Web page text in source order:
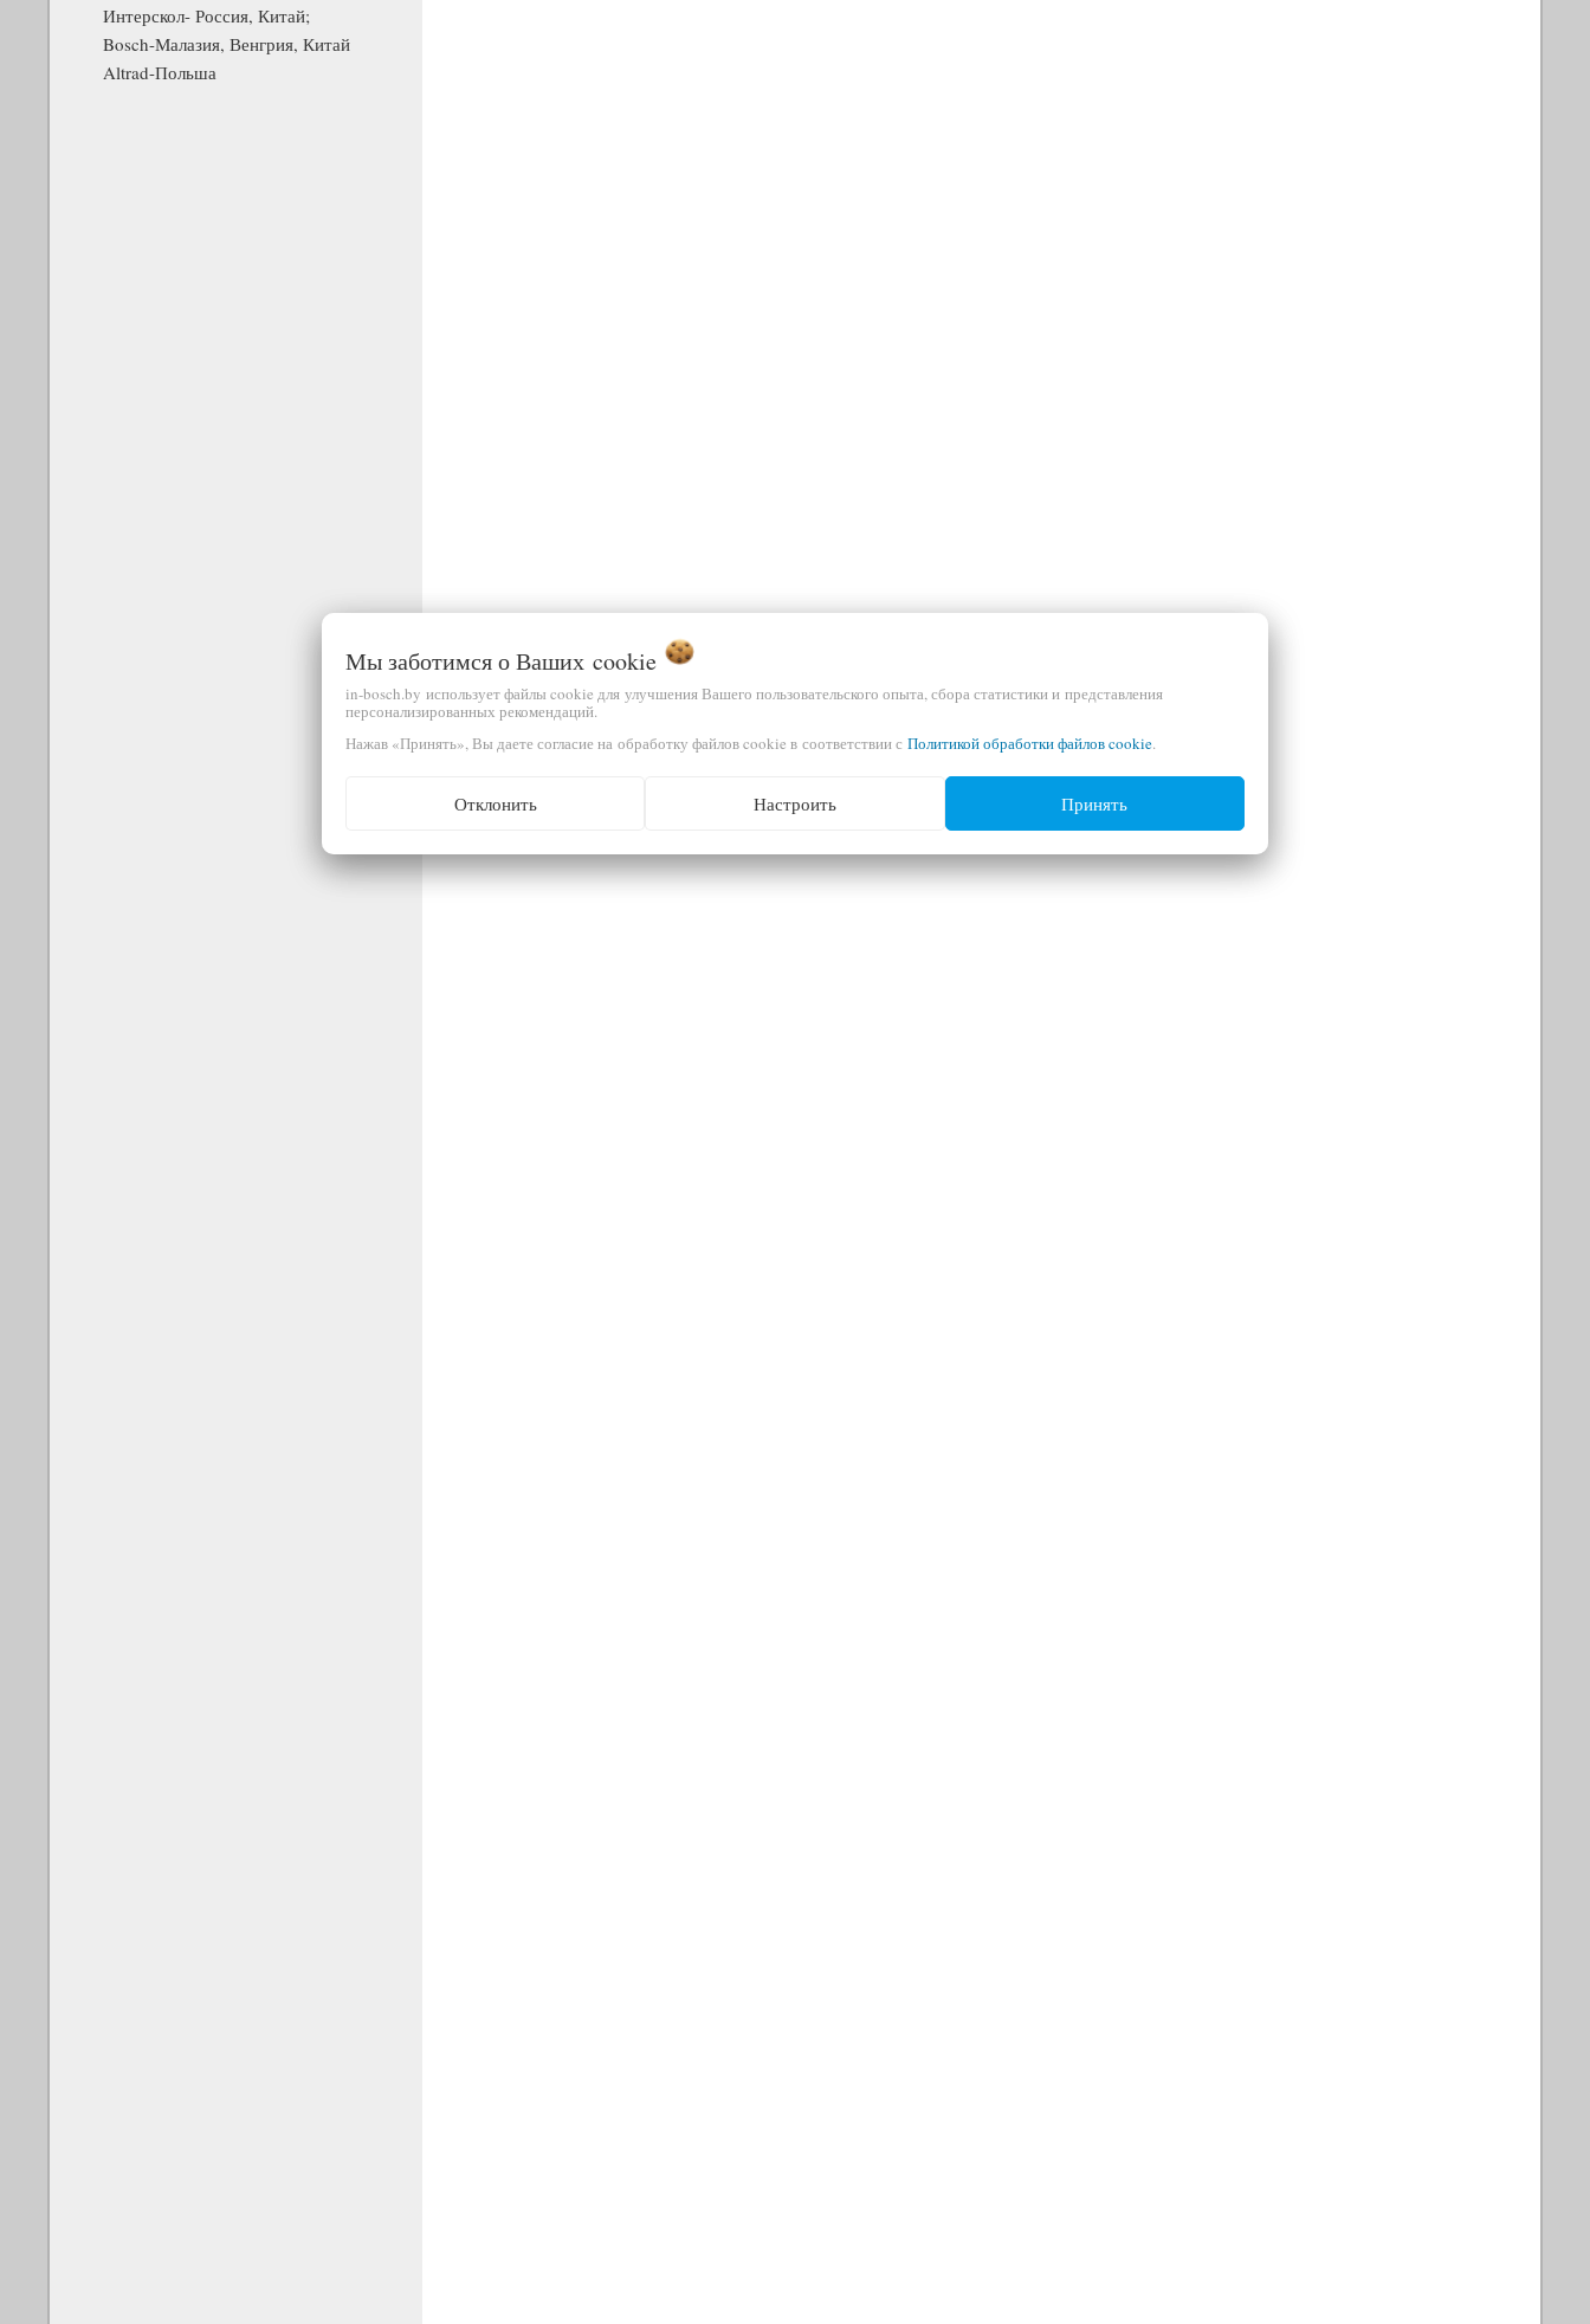
Интерскол- Россия, Китай;
Bosch-Малазия, Венгрия, Китай
Altrad-Польша
Мы заботимся о Ваших cookie
in-bosch.by использует файлы cookie для улучшения Вашего пользовательского опыта, сбора статистики и представления
персонализированных рекомендаций.
Нажав «Принять», Вы даете согласие на обработку файлов cookie в соответствии с Политикой обработки файлов cookie.
Отклонить Настроить Принять